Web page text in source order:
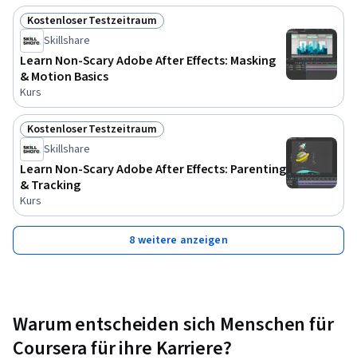
Status: Kostenloser Testzeitraum
Kostenloser Testzeitraum
Skillshare
Learn Non-Scary Adobe After Effects: Masking
& Motion Basics
Kurs
Status: Kostenloser Testzeitraum
Kostenloser Testzeitraum
Skillshare
Learn Non-Scary Adobe After Effects: Parenting
& Tracking
Kurs
8 weitere anzeigen
Warum entscheiden sich Menschen für
Coursera für ihre Karriere?